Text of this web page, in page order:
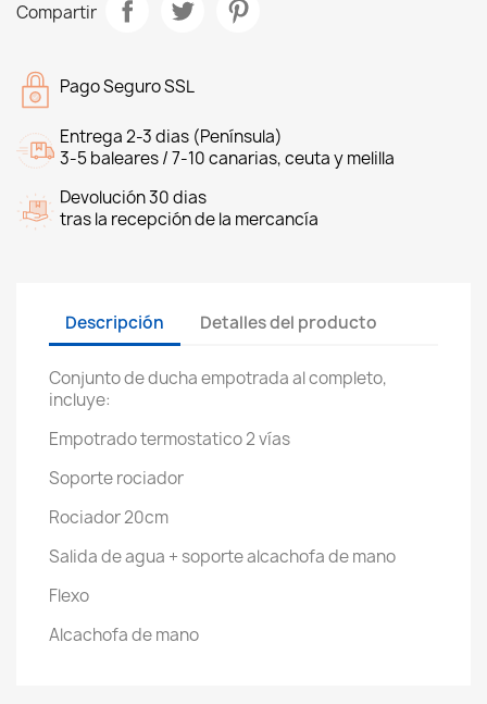
Compartir
Pago Seguro SSL
Entrega 2-3 dias (Península)
3-5 baleares / 7-10 canarias, ceuta y melilla
Devolución 30 dias
tras la recepción de la mercancía
Descripción Detalles del producto
Conjunto de ducha empotrada al completo,
incluye:
Empotrado termostatico 2 vías
Soporte rociador
Rociador 20cm
Salida de agua + soporte alcachofa de mano
Flexo
Alcachofa de mano